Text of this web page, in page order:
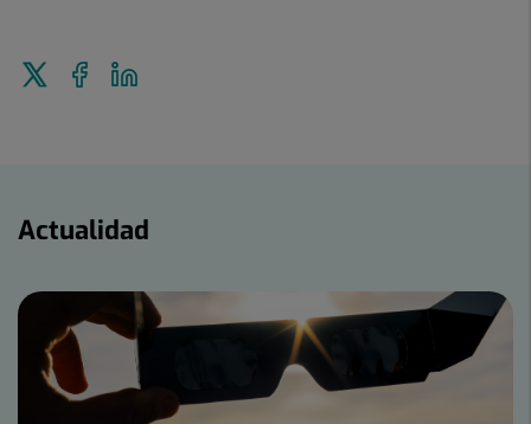
Enviar
Compartir
en
Actualidad